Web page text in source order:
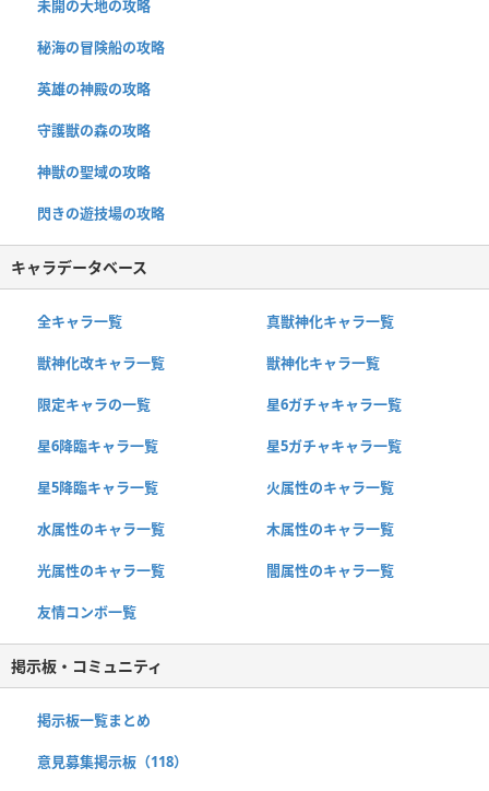
未開の大地の攻略
秘海の冒険船の攻略
英雄の神殿の攻略
守護獣の森の攻略
神獣の聖域の攻略
閃きの遊技場の攻略
キャラデータベース
全キャラ一覧 真獣神化キャラ一覧
獣神化改キャラ一覧 獣神化キャラ一覧
限定キャラの一覧 星6ガチャキャラ一覧
星6降臨キャラ一覧 星5ガチャキャラ一覧
星5降臨キャラ一覧 火属性のキャラ一覧
水属性のキャラ一覧 木属性のキャラ一覧
光属性のキャラ一覧 闇属性のキャラ一覧
友情コンボ一覧
掲示板・コミュニティ
掲示板一覧まとめ
意見募集掲示板（118）